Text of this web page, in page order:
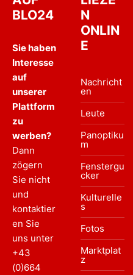
BLO24
Sie haben
Interesse
auf
unserer
Plattform
zu
werben?
Dann
zögern
Sie nicht
und
kontaktier
en Sie
uns unter
+43
(0)664
N
ONLIN
E
Nachricht
en
Leute
Panoptiku
m
Fenstergu
cker
Kulturelle
s
Fotos
Marktplat
z